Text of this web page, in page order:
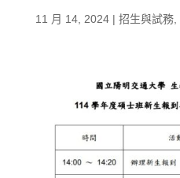
11 月 14, 2024| 招生與試務,